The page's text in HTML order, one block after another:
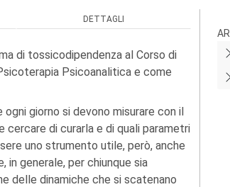
DETTAGLI
di tossicodipendenza al Corso di
Psicoanalitica e come
giorno si devono misurare con il
di curarla e di quali parametri
uno strumento utile, però, anche
generale, per chiunque sia
delle dinamiche che si scatenano